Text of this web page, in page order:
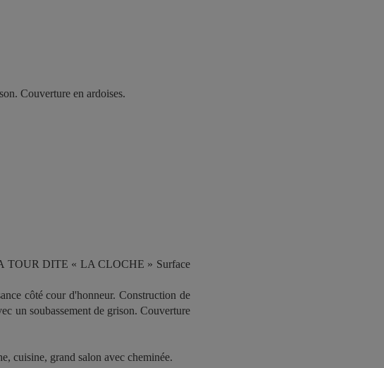
Couverture en ardoises.
DITE « LA CLOCHE » Surface
côté cour d'honneur. Construction de
un soubassement de grison. Couverture
cuisine, grand salon avec cheminée.